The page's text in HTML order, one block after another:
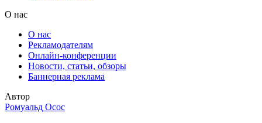
О нас
О нас
Рекламодателям
Онлайн-конференции
Новости, статьи, обзоры
Баннерная реклама
Автор
Ромуальд Осос